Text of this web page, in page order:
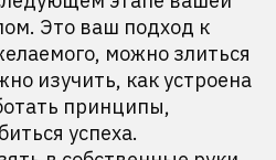
Это ваш подход к
можно злиться
изучить, как устроена
принципы,
успеха.